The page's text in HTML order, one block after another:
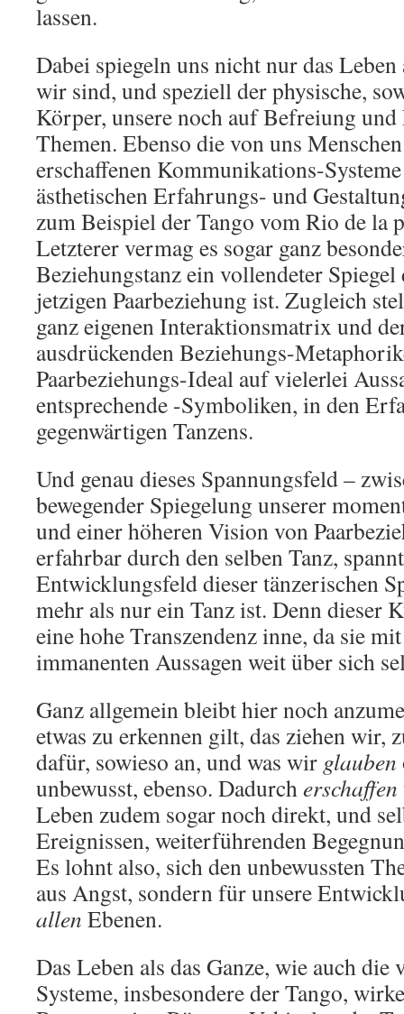
lassen.
Dabei spiegeln uns nicht nur das Leben
wir sind, und speziell der physische,
Körper, unsere noch auf Befreiung
Themen. Ebenso die von uns
erschaffenen Kommunikations-
ästhetischen Erfahrungs- und
zum Beispiel der Tango vom Rio de la
Letzterer vermag es sogar ganz
Beziehungstanz ein vollendeter Spiegel
jetzigen Paarbeziehung ist. Zugleich
ganz eigenen Interaktionsmatrix und
ausdrückenden Beziehungs-
Paarbeziehungs-Ideal auf vielerlei
entsprechende -Symboliken, in den
gegenwärtigen Tanzens.
Und genau dieses Spannungsfeld –
bewegender Spiegelung unserer
und einer höheren Vision von
erfahrbar durch den selben Tanz,
Entwicklungsfeld dieser tänzerischen
mehr als nur ein Tanz ist. Denn dieser
eine hohe Transzendenz inne, da sie
immanenten Aussagen weit über sich
Ganz allgemein bleibt hier noch
etwas zu erkennen gilt, das ziehen wir,
dafür, sowieso an, und was wir glauben
unbewusst, ebenso. Dadurcherschaffen
Leben zudem sogar noch direkt, und
Ereignissen, weiterführenden
Es lohnt also, sich den unbewussten
aus Angst, sondern für unsere
allen Ebenen.
Das Leben als das Ganze, wie auch die
Systeme, insbesondere der Tango,